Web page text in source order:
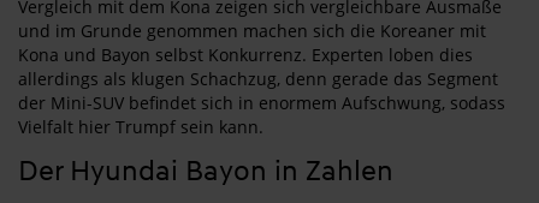
Vergleich mit dem Kona zeigen sich vergleichbare Ausmaße
und im Grunde genommen machen sich die Koreaner mit
Kona und Bayon selbst Konkurrenz. Experten loben dies
allerdings als klugen Schachzug, denn gerade das Segment
der Mini-SUV befindet sich in enormem Aufschwung, sodass
Vielfalt hier Trumpf sein kann.
Der Hyundai Bayon in Zahlen